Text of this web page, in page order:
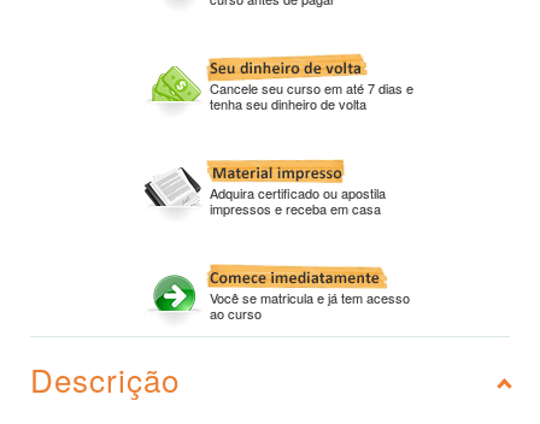
Cancele seu curso em até 7 dias e
tenha seu dinheiro de volta
Adquira certificado ou apostila
impressos e receba em casa
Você se matricula e já tem acesso
ao curso
Descrição